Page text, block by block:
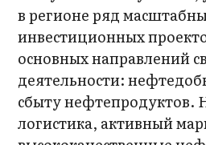
в регионе ряд
инвестиционных
основных направлений
деятельности:
сбыту нефтепродуктов.
логистика, активный